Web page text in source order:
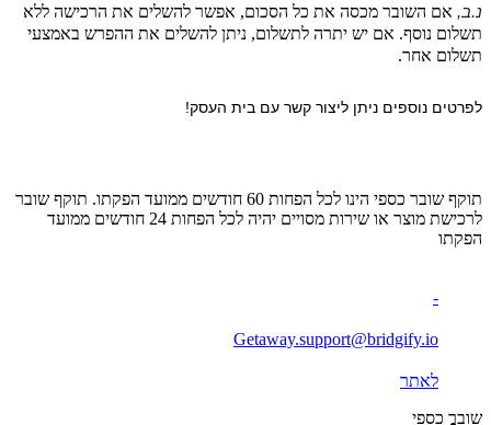
נ.ב, אם השובר מכסה את כל הסכום, אפשר להשלים את הרכישה ללא
תשלום נוסף. אם יש יתרה לתשלום, ניתן להשלים את ההפרש באמצעי
תשלום אחר.
לפרטים נוספים ניתן ליצור קשר עם בית העסק!
תוקף שובר כספי הינו לכל הפחות 60 חודשים ממועד הפקתו. תוקף שובר
לרכישת מוצר או שירות מסויים יהיה לכל הפחות 24 חודשים ממועד
הפקתו
-
Getaway.support@bridgify.io
לאתר
שובר כספי